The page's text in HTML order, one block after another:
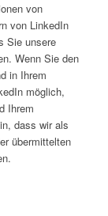
von
von LinkedIn
Sie unsere
Wenn Sie den
in Ihrem
möglich,
Ihrem
dass wir als
übermittelten